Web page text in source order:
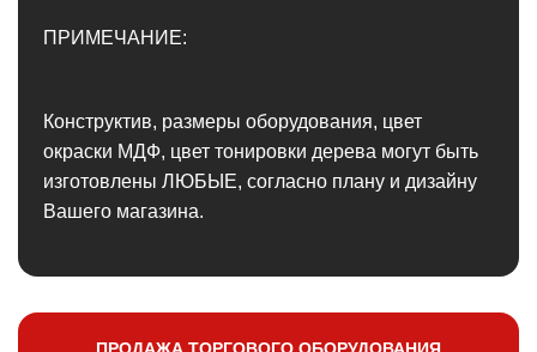
ПРИМЕЧАНИЕ:
Конструктив, размеры оборудования, цвет
окраски МДФ, цвет тонировки дерева могут быть
изготовлены ЛЮБЫЕ, согласно плану и дизайну
Вашего магазина.